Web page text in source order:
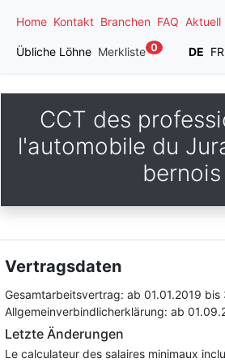
Home Kontakt Branchen FAQ Aktuell
Übliche Löhne Merkliste 0 DE FR
CCT des
l'automobile du
bernois
Vertragsdaten
Gesamtarbeitsvertrag: ab 01.01.2019 bis
Allgemeinverbindlicherklärung: ab
Letzte Änderungen
Le calculateur des salaires minimaux